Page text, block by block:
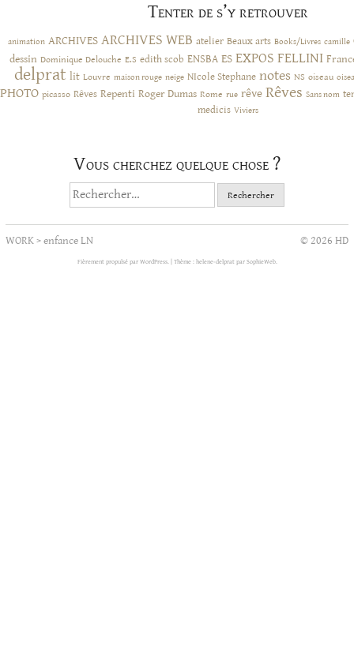
Tenter de s’y retrouver
animation ARCHIVES ARCHIVES WEB atelier Beaux arts Books/Livres camille
dessin Dominique Delouche E.S edith scob ENSBA ES EXPOS FELLINI
delprat lit Louvre maison rouge neige NIcole Stephane notes NS oiseau
PHOTO picasso Rêves Repenti Roger Dumas Rome rue rêve Rêves Sans nom
medicis Viviers
Vous cherchez quelque chose ?
Rechercher :
WORK>enfance LN © 2026 HD
Fièrement propulsé par WordPress. Thème : helene-delprat par SophieWeb.